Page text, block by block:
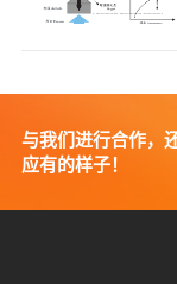
与我们进行合作，
应有的样子！